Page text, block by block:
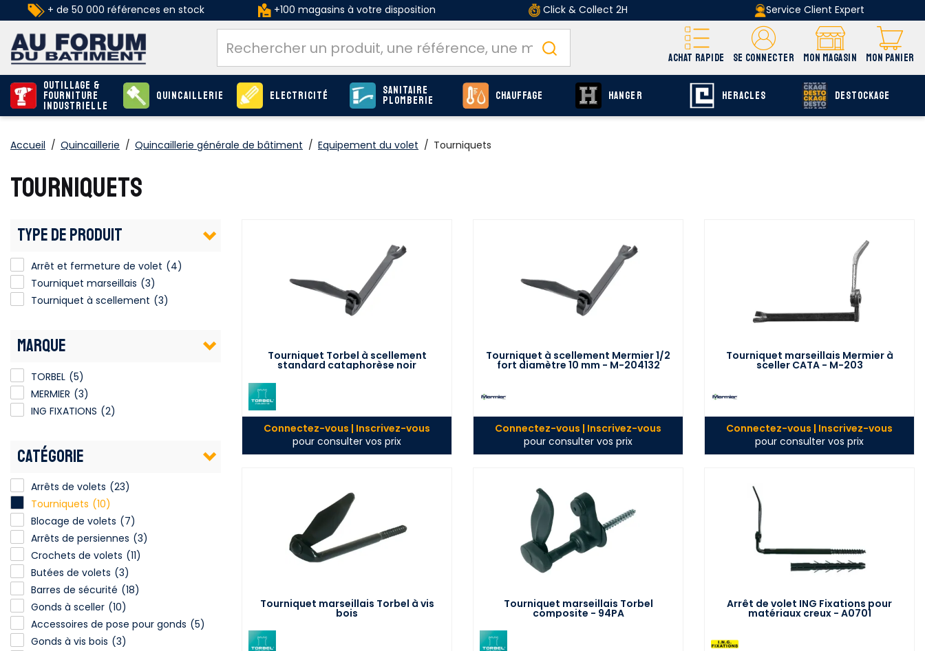
+ de 50 000 références en stock +100 magasins à votre disposition Click & Collect 2H Service Client Expert
ACHAT RAPIDE SE CONNECTER MON MAGASIN MON PANIER
Outillage &
Fourniture
industrielle
Quincaillerie Electricité Sanitaire
Plomberie Chauffage HANGER HERACLES DESTOCKAGE
Accueil / Quincaillerie / Quincaillerie générale de bâtiment / Equipement du volet / Tourniquets
TOURNIQUETS
TYPE DE PRODUIT
Arrêt et fermeture de volet (4)
Tourniquet marseillais (3)
Tourniquet à scellement (3)
MARQUE
TORBEL (5)
MERMIER (3)
ING FIXATIONS (2)
CATÉGORIE
Arrêts de volets (23)
Tourniquets (10)
Blocage de volets (7)
Arrêts de persiennes (3)
Crochets de volets (11)
Butées de volets (3)
Barres de sécurité (18)
Gonds à sceller (10)
Accessoires de pose pour gonds (5)
Gonds à vis bois (3)
Tourniquet Torbel à scellement
standard cataphorèse noir
Connectez-vous | Inscrivez-vous
pour consulter vos prix
Tourniquet à scellement Mermier 1/2
fort diamètre 10 mm - M-204132
Connectez-vous | Inscrivez-vous
pour consulter vos prix
Tourniquet marseillais Mermier à
sceller CATA - M-203
Connectez-vous | Inscrivez-vous
pour consulter vos prix
Tourniquet marseillais Torbel à vis
bois
Tourniquet marseillais Torbel
composite - 94PA
Arrêt de volet ING Fixations pour
matériaux creux - A0701